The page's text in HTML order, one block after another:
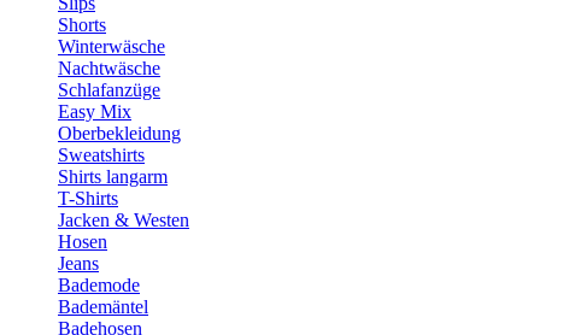
Shorts
Winterwäsche
Nachtwäsche
Schlafanzüge
Easy Mix
Oberbekleidung
Sweatshirts
Shirts langarm
T-Shirts
Jacken & Westen
Hosen
Jeans
Bademode
Bademäntel
Badehosen